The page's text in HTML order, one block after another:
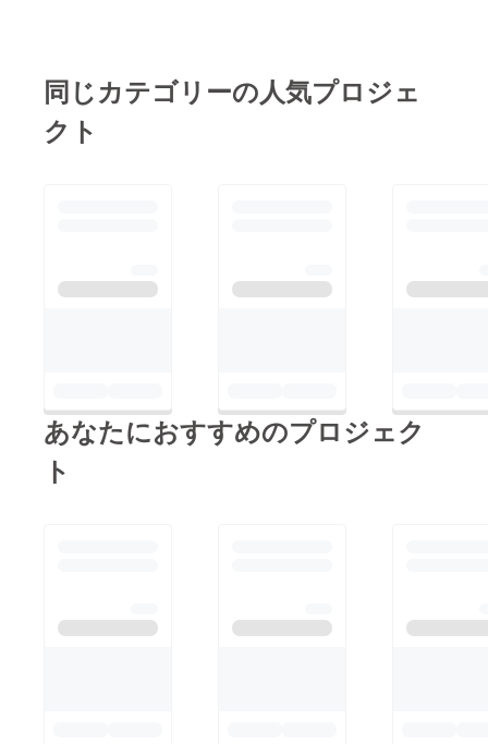
同じカテゴリーの人気プロジェ
クト
あなたにおすすめのプロジェク
ト